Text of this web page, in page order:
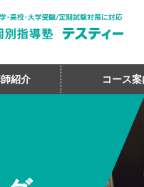
紹介 コース案